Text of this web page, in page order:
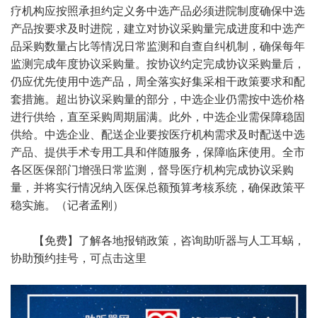
疗机构应按照承担约定义务中选产品必须进院制度确保中选
产品按要求及时进院，建立对协议采购量完成进度和中选产
品采购数量占比等情况日常监测和自查自纠机制，确保每年
监测完成年度协议采购量。按协议约定完成协议采购量后，
仍应优先使用中选产品，周全落实好集采相干政策要求和配
套措施。超出协议采购量的部分，中选企业仍需按中选价格
进行供给，直至采购周期届满。此外，中选企业需保障稳固
供给。中选企业、配送企业要按医疗机构需求及时配送中选
产品、提供手术专用工具和伴随服务，保障临床使用。全市
各区医保部门增强日常监测，督导医疗机构完成协议采购
量，并将实行情况纳入医保总额预算考核系统，确保政策平
稳实施。（记者孟刚）
【免费】了解各地报销政策，咨询助听器与人工耳蜗，
协助预约挂号，可点击这里